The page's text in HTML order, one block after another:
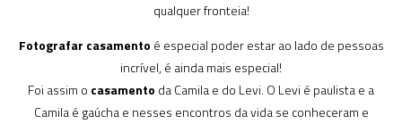
qualquer fronteia!
Fotografar casamento é especial poder estar ao lado de pessoas
incrível, é ainda mais especial!
Foi assim o casamento da Camila e do Levi. O Levi é paulista e a
Camila é gaúcha e nesses encontros da vida se conheceram e